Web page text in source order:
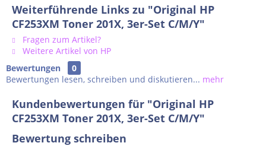
Weiterführende Links zu "Original HP
CF253XM Toner 201X, 3er-Set C/M/Y"
Fragen zum Artikel?
Weitere Artikel von HP
Bewertungen
0
Bewertungen lesen, schreiben und diskutieren... mehr
Kundenbewertungen für "Original HP
CF253XM Toner 201X, 3er-Set C/M/Y"
Bewertung schreiben